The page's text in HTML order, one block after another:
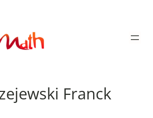
Franck